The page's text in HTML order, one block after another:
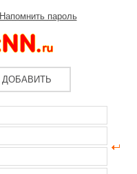
Напомнить пароль
ДОБАВИТЬ